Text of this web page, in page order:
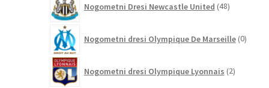
Nogometni Dresi Newcastle United 48izdelkov
Nogometni dresi Olympique De Marseille 0
Nogometni dresi Olympique Lyonnais 2izdelka